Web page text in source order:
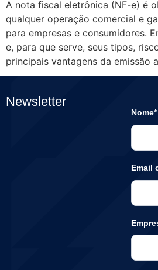
A nota fiscal eletrônica (NF-e) é
qualquer operação comercial e
para empresas e consumidores.
e, para que serve, seus tipos,
principais vantagens da emissão
Newsletter
Nome*
Email